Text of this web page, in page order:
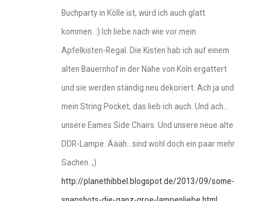
Buchparty in Kölle ist, würd ich auch glatt
kommen. :) Ich liebe nach wie vor mein
Apfelkisten-Regal. Die Kisten hab ich auf einem
alten Bauernhof in der Nähe von Köln ergattert
und sie werden ständig neu dekoriert. Ach ja und
mein String Pocket, das lieb ich auch. Und ach…
unsere Eames Side Chairs. Und unsere neue alte
DDR-Lampe. Äääh…sind wohl doch ein paar mehr
Sachen. ;)
http://planethibbel.blogspot.de/2013/09/some-